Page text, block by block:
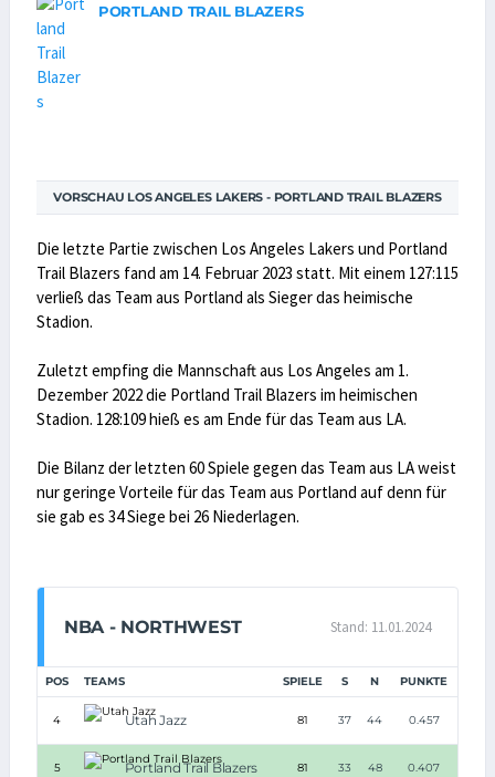
PORTLAND TRAIL BLAZERS
VORSCHAU LOS ANGELES LAKERS - PORTLAND TRAIL BLAZERS
Die letzte Partie zwischen Los Angeles Lakers und Portland
Trail Blazers fand am 14. Februar 2023 statt. Mit einem 127:115
verließ das Team aus Portland als Sieger das heimische
Stadion.
Zuletzt empfing die Mannschaft aus Los Angeles am 1.
Dezember 2022 die Portland Trail Blazers im heimischen
Stadion. 128:109 hieß es am Ende für das Team aus LA.
Die Bilanz der letzten 60 Spiele gegen das Team aus LA weist
nur geringe Vorteile für das Team aus Portland auf denn für
sie gab es 34 Siege bei 26 Niederlagen.
NBA - NORTHWEST Stand: 11.01.2024
POS TEAMS SPIELE S N PUNKTE
4 Utah Jazz 81 37 44 0.457
5 Portland Trail Blazers 81 33 48 0.407